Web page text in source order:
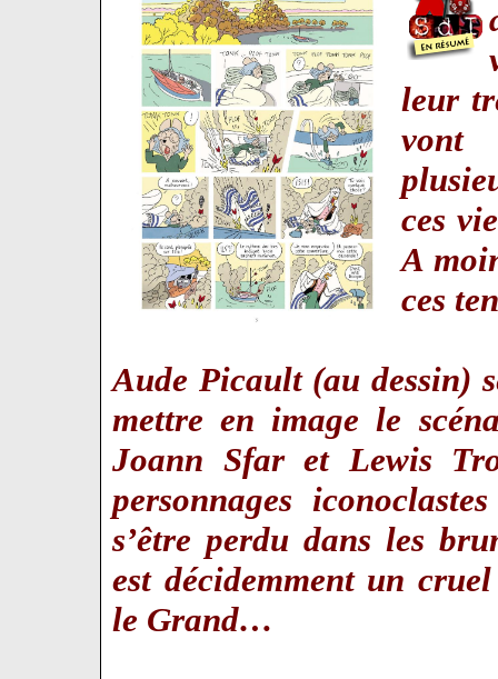
leur
vont
ces
A
ces
Aude Picault (au dessin)
mettre en image le
Joann Sfar et Lewis
personnages
s’être perdu dans les
est décidemment un
le Grand…